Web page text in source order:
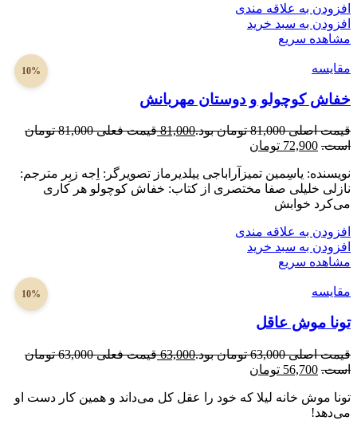
افزودن به علاقه مندی
افزودن به سبد خرید
مشاهده سریع
10% مقایسه
خفاش کوچولو و دوستان مهربانش
قیمت اصلی 81,000 تومان بود. 81,000
قیمت فعلی 81,000 تومان
است. 72,900 تومان
نویسنده: یاسِمین تمیزآراباجی ییلدیرماز تصویرگر: اِجه زبِر مترجم:
نازلی خلیلی صفا مختصری از کتاب: خفاش کوچولو هر کاری
می‌کرد خوابش
افزودن به علاقه مندی
افزودن به سبد خرید
مشاهده سریع
10% مقایسه
تونا موش عاقل
قیمت اصلی 63,000 تومان بود. 63,000
قیمت فعلی 63,000 تومان
است. 56,700 تومان
تونا موش خانه لیلا که خود را عقل کل می‌داند و همین کار دست او
می‌دهد!